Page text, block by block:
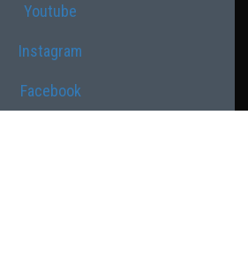
Youtube
Instagram
Facebook